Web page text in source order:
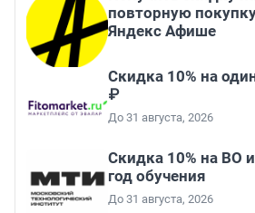
повторную
Яндекс Афише
Скидка 10% на
₽
До 31 августа, 2026
Скидка 10% на ВО
год обучения
До 31 августа, 2026